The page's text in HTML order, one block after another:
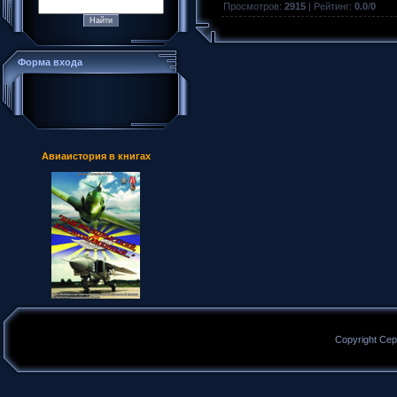
Форма входа
Авиаистория в книгах
Просмотров: 2915 | Рейтинг: 0.0/0
Copyright